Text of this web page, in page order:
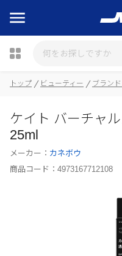
瓶詰
トップ ビューティー ブラン
ケイト バーチャ
25ml
メーカー： カネボウ
商品コード： 4973167712108